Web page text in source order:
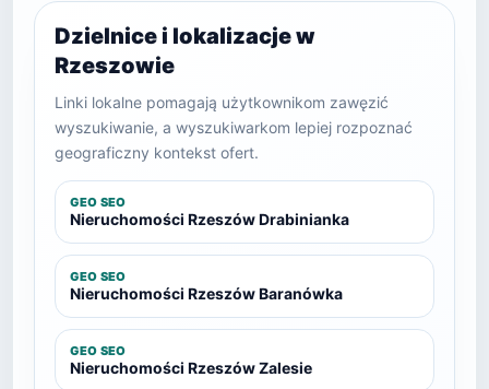
Dzielnice i lokalizacje w
Rzeszowie
Linki lokalne pomagają użytkownikom zawęzić
wyszukiwanie, a wyszukiwarkom lepiej rozpoznać
geograficzny kontekst ofert.
GEO SEO
Nieruchomości Rzeszów Drabinianka
GEO SEO
Nieruchomości Rzeszów Baranówka
GEO SEO
Nieruchomości Rzeszów Zalesie